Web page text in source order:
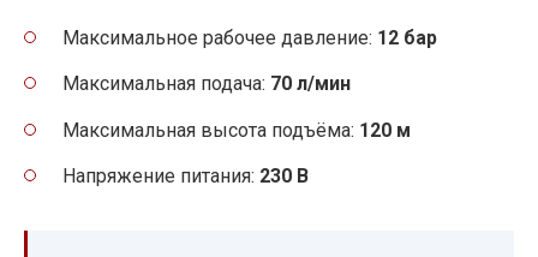
Максимальное рабочее давление: 12 бар
Максимальная подача: 70 л/мин
Максимальная высота подъёма: 120 м
Напряжение питания: 230 В